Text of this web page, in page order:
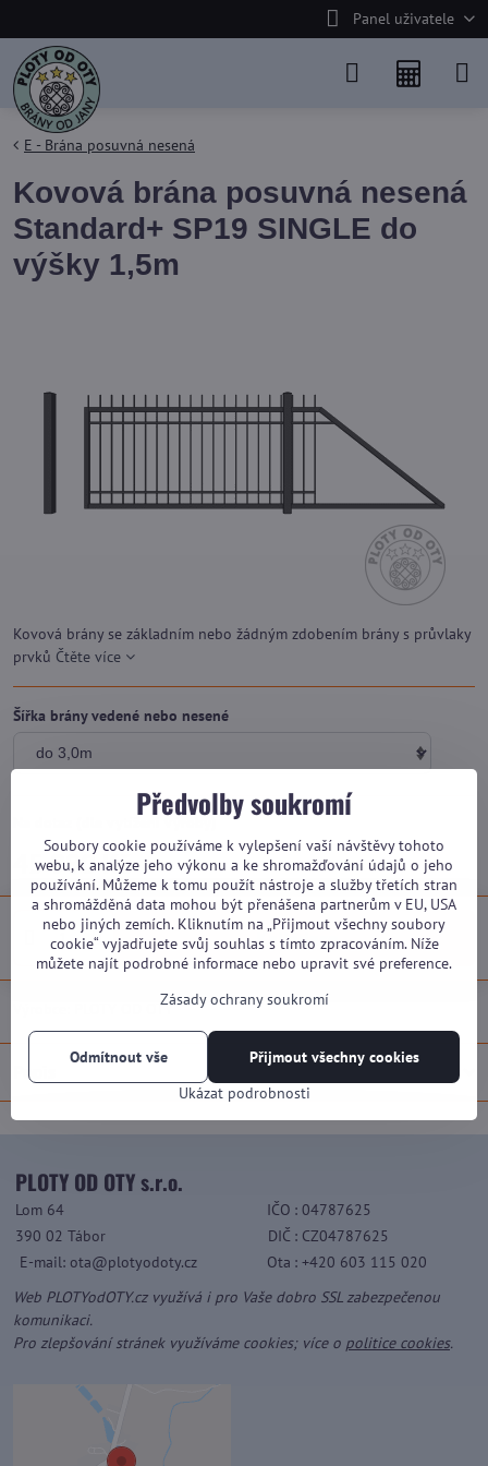
Panel uživatele
E - Brána posuvná nesená
Kovová brána posuvná nesená
Standard+ SP19 SINGLE do
výšky 1,5m
Kovová brány se základním nebo žádným zdobením brány s průvlaky
prvků Čtěte více
Šířka brány vedené nebo nesené
Na dotaz (dle vytížení výroby)
45 990 Kč
kalkulace
PLOTY OD OTY
Popis
PLOTY OD OTY s.r.o.
Lom 64 IČO : 04787625
390 02 Tábor
DIČ : CZ04787625
E-mail: ota@plotyodoty.cz
Ota : +420 603 115 020
Web PLOTYodOTY.cz využívá i pro Vaše dobro SSL zabezpečenou
komunikaci.
Pro zlepšování stránek využíváme cookies; více o politice cookies.
Předvolby soukromí
Soubory cookie používáme k vylepšení vaší návštěvy tohoto
webu, k analýze jeho výkonu a ke shromažďování údajů o jeho
používání. Můžeme k tomu použít nástroje a služby třetích stran
a shromážděná data mohou být přenášena partnerům v EU, USA
nebo jiných zemích. Kliknutím na „Přijmout všechny soubory
cookie“ vyjadřujete svůj souhlas s tímto zpracováním. Níže
můžete najít podrobné informace nebo upravit své preference.
Zásady ochrany soukromí
Ukázat podrobnosti
Přijmout všechny cookies
Odmítnout vše